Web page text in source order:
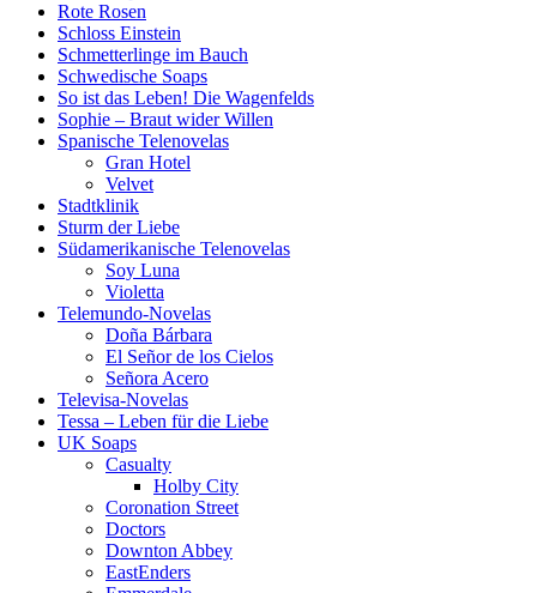
Rote Rosen
Schloss Einstein
Schmetterlinge im Bauch
Schwedische Soaps
So ist das Leben! Die Wagenfelds
Sophie – Braut wider Willen
Spanische Telenovelas
Gran Hotel
Velvet
Stadtklinik
Sturm der Liebe
Südamerikanische Telenovelas
Soy Luna
Violetta
Telemundo-Novelas
Doña Bárbara
El Señor de los Cielos
Señora Acero
Televisa-Novelas
Tessa – Leben für die Liebe
UK Soaps
Casualty
Holby City
Coronation Street
Doctors
Downton Abbey
EastEnders